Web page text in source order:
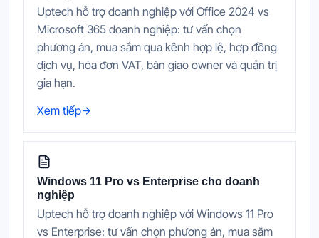
Uptech hỗ trợ doanh nghiệp với Office 2024 vs
Microsoft 365 doanh nghiệp: tư vấn chọn
phương án, mua sắm qua kênh hợp lệ, hợp đồng
dịch vụ, hóa đơn VAT, bàn giao owner và quản trị
gia hạn.
Xem tiếp
Windows 11 Pro vs Enterprise cho doanh
nghiệp
Uptech hỗ trợ doanh nghiệp với Windows 11 Pro
vs Enterprise: tư vấn chọn phương án, mua sắm